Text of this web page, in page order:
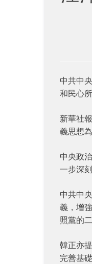
中共中
和民心
新華社
義思想
中央政
一步深
中共中
義，增
照黨的
韓正亦
完善基